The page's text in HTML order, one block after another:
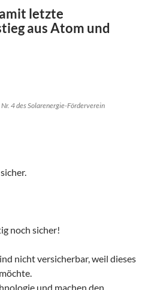
letzte
aus Atom und
4 des Solarenergie-Förderverein
noch sicher!
nicht versicherbar, weil dieses
und machen den